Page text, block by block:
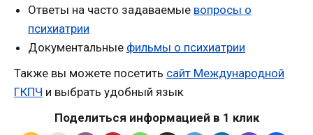
Ответы на часто задаваемые вопросы о
психиатрии
Документальные фильмы о психиатрии
Также вы можете посетить сайт Международной
ГКПЧ и выбрать удобный язык
Поделиться информацией в 1 клик